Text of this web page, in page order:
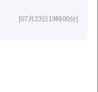
[07月23日19時00分]